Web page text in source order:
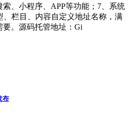
、小程序、APP等功能；7、系统
栏目、内容自定义地址名称，满
要。源码托管地址：Gi
布